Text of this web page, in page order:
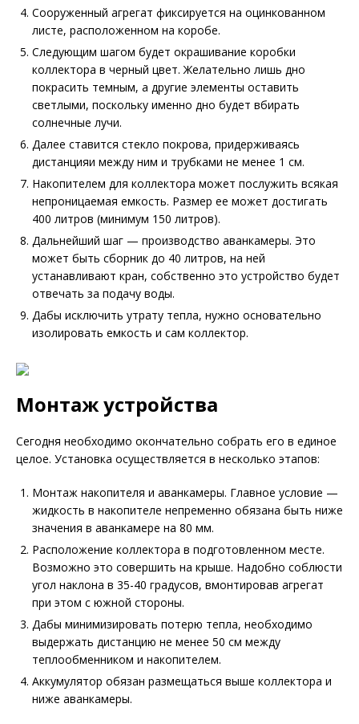
Сооруженный агрегат фиксируется на оцинкованном
листе, расположенном на коробе.
Следующим шагом будет окрашивание коробки
коллектора в черный цвет. Желательно лишь дно
покрасить темным, а другие элементы оставить
светлыми, поскольку именно дно будет вбирать
солнечные лучи.
Далее ставится стекло покрова, придерживаясь
дистанцияи между ним и трубками не менее 1 см.
Накопителем для коллектора может послужить всякая
непроницаемая емкость. Размер ее может достигать
400 литров (минимум 150 литров).
Дальнейший шаг — производство аванкамеры. Это
может быть сборник до 40 литров, на ней
устанавливают кран, собственно это устройство будет
отвечать за подачу воды.
Дабы исключить утрату тепла, нужно основательно
изолировать емкость и сам коллектор.
Монтаж устройства
Сегодня необходимо окончательно собрать его в единое
целое. Установка осуществляется в несколько этапов:
Монтаж накопителя и аванкамеры. Главное условие —
жидкость в накопителе непременно обязана быть ниже
значения в аванкамере на 80 мм.
Расположение коллектора в подготовленном месте.
Возможно это совершить на крыше. Надобно соблюсти
угол наклона в 35-40 градусов, вмонтировав агрегат
при этом с южной стороны.
Дабы минимизировать потерю тепла, необходимо
выдержать дистанцию не менее 50 см между
теплообменником и накопителем.
Аккумулятор обязан размещаться выше коллектора и
ниже аванкамеры.